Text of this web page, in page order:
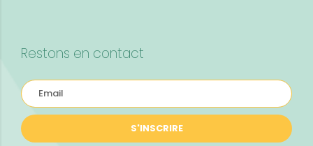
Restons en contact
S'INSCRIRE